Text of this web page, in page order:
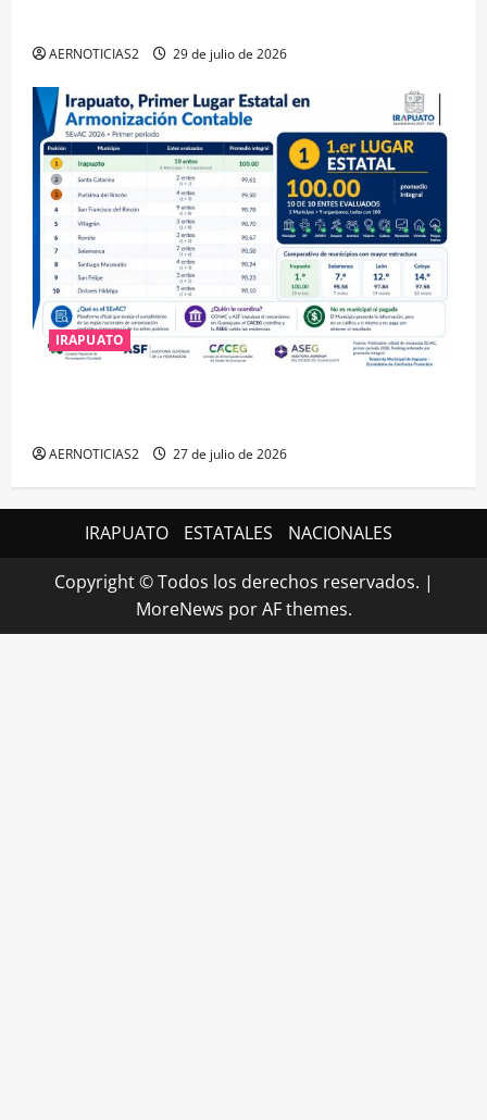
AERNOTICIAS2 29 de julio de 2026
IRAPUATO
AERNOTICIAS2 27 de julio de 2026
IRAPUATO ESTATALES NACIONALES
Copyright © Todos los derechos reservados. |
MoreNews por AF themes.